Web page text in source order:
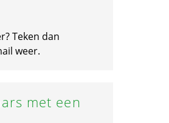
Teken dan
weer.
met een